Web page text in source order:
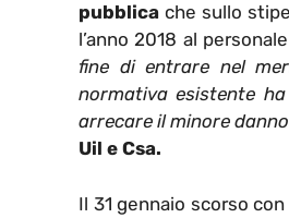
pubblica che sullo
l’anno 2018 al
fine di entrare nel
normativa esistente
arrecare il minore
Uil e Csa.
Il 31 gennaio scorso